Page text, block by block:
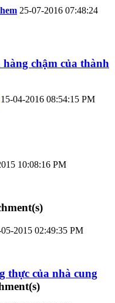
25-07-2016 07:48:24
hàng chậm của thành
15-04-2016 08:54:15 PM
10:08:16 PM
2015 02:49:35 PM
thực của nhà cung